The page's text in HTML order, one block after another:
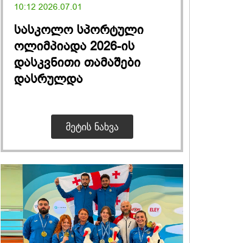
10:12 2026.07.01
სასკოლო სპორტული
ოლიმპიადა 2026-ის
დასკვნითი თამაშები
დასრულდა
ᲛᲔᲢᲘᲡ ᲜᲐᲮᲕᲐ